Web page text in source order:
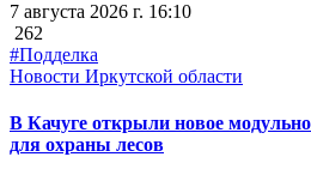
7 августа 2026 г. 16:10
262
#Подделка
Новости Иркутской области
В Качуге открыли новое
для охраны лесов